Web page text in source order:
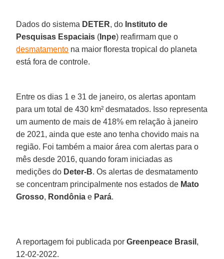
Dados do sistema DETER, do Instituto de
Pesquisas Espaciais ( Inpe) reafirmam que o
desmatamento na maior floresta tropical do planeta
está fora de controle.
Entre os dias 1 e 31 de janeiro, os alertas apontam
para um total de 430 km² desmatados. Isso representa
um aumento de mais de 418% em relação à janeiro
de 2021, ainda que este ano tenha chovido mais na
região. Foi também a maior área com alertas para o
mês desde 2016, quando foram iniciadas as
medições do Deter-B. Os alertas de desmatamento
se concentram principalmente nos estados de Mato
Grosso, Rondônia e Pará.
A reportagem foi publicada porGreenpeace Brasil ,
12-02-2022.